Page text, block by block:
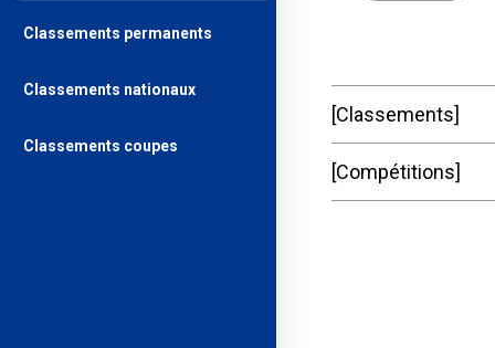
Classements
Compétitions
Classements permanents
Classements nationaux
Classements coupes